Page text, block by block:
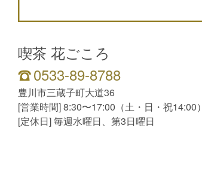
喫茶 花ごころ
0533-89-8788
豊川市三蔵子町大道36
[営業時間] 8:30〜17:00（土・日・祝14:00）
[定休日] 毎週水曜日、第3日曜日